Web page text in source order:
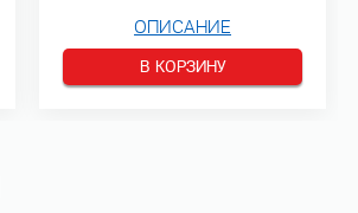
ОПИСАНИЕ
В КОРЗИНУ